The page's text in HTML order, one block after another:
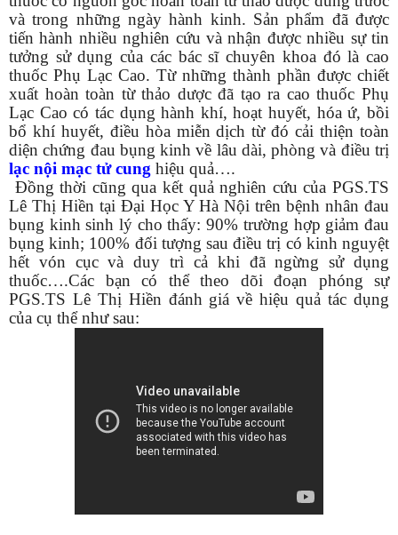
và trong những ngày hành kinh. Sản phẩm đã được
tiến hành nhiều nghiên cứu và nhận được nhiều sự tin
tưởng sử dụng của các bác sĩ chuyên khoa đó là cao
thuốc Phụ Lạc Cao. Từ những thành phần được chiết
xuất hoàn toàn từ thảo dược đã tạo ra cao thuốc Phụ
Lạc Cao có tác dụng hành khí, hoạt huyết, hóa ứ, bồi
bổ khí huyết, điều hòa miễn dịch từ đó cải thiện toàn
diện chứng đau bụng kinh về lâu dài, phòng và điều trị
lạc nội mạc tử cung hiệu quả….
Đồng thời cũng qua kết quả nghiên cứu của PGS.TS
Lê Thị Hiền tại Đại Học Y Hà Nội trên bệnh nhân đau
bụng kinh sinh lý cho thấy: 90% trường hợp giảm đau
bụng kinh; 100% đối tượng sau điều trị có kinh nguyệt
hết vón cục và duy trì cả khi đã ngừng sử dụng
thuốc….Các bạn có thể theo dõi đoạn phóng sự
PGS.TS Lê Thị Hiền đánh giá về hiệu quả tác dụng
của cụ thể như sau: